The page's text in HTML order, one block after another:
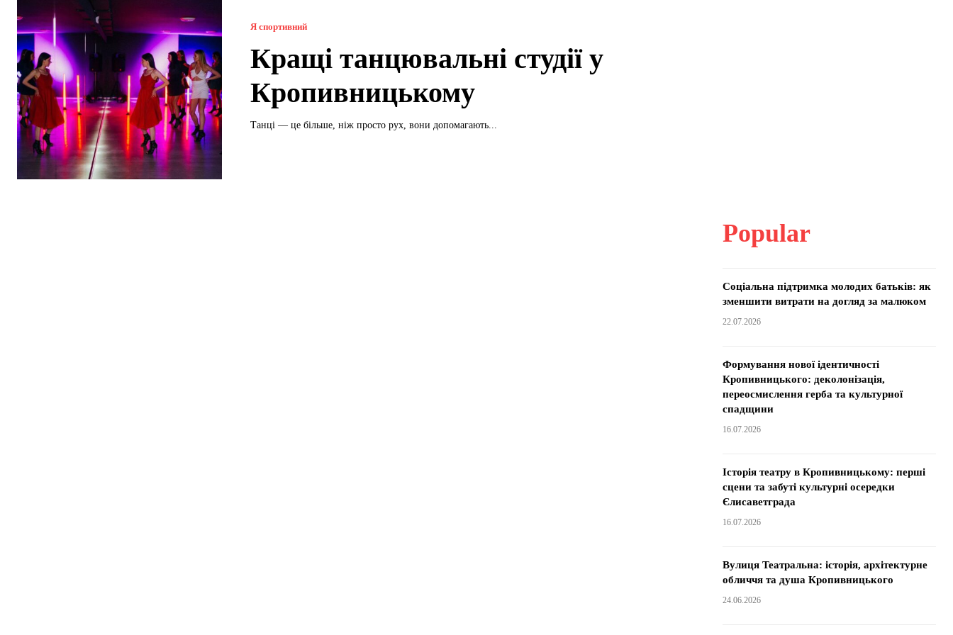
Я спортивний
Кращі танцювальні студії у
Кропивницькому
Танці — це більше, ніж просто рух, вони допомагають...
Popular
Соціальна підтримка молодих батьків: як
зменшити витрати на догляд за малюком
22.07.2026
Формування нової ідентичності
Кропивницького: деколонізація,
переосмислення герба та культурної
спадщини
16.07.2026
Історія театру в Кропивницькому: перші
сцени та забуті культурні осередки
Єлисаветграда
16.07.2026
Вулиця Театральна: історія, архітектурне
обличчя та душа Кропивницького
24.06.2026